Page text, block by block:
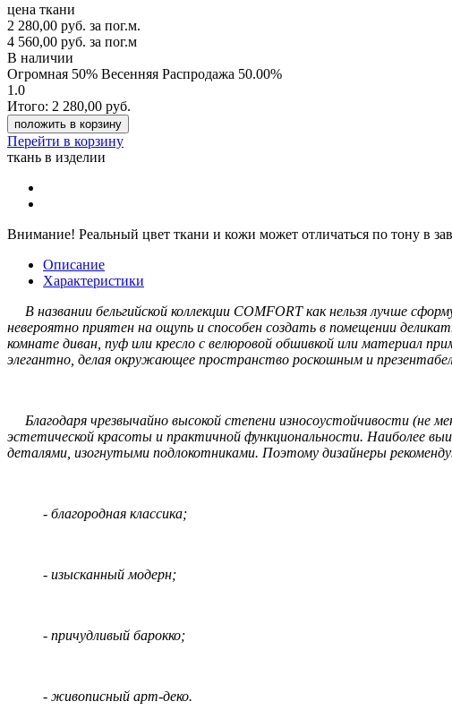
цена ткани
2 280,00 руб. за пог.м.
4 560,00 руб. за пог.м
В наличии
Огромная 50% Весенняя Распродажа 50.00%
1.0
Итого: 2 280,00 руб.
положить в корзину
Перейти в корзину
ткань в изделии
Внимание! Реальный цвет ткани и кожи может отличаться по тону в
Описание
Характеристики
В названии бельгийской коллекции COMFORT как нельзя лучше
невероятно приятен на ощупь и способен создать в помещении
комнате диван, пуф или кресло с велюровой обшивкой или материал
элегантно, делая окружающее пространство роскошным и
Благодаря чрезвычайно высокой степени износоустойчивости (не
эстетической красоты и практичной функциональности. Наиболее
деталями, изогнутыми подлокотниками. Поэтому дизайнеры
- благородная классика;
- изысканный модерн;
- причудливый барокко;
- живописный арт-деко.